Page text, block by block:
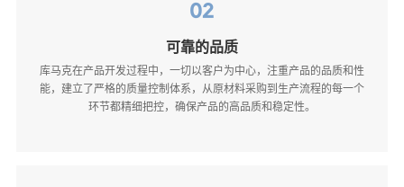
02
可靠的品质
库马克在产品开发过程中，一切以客户为中心，注重产品的品质和性
能，建立了严格的质量控制体系，从原材料采购到生产流程的每一个
环节都精细把控，确保产品的高品质和稳定性。